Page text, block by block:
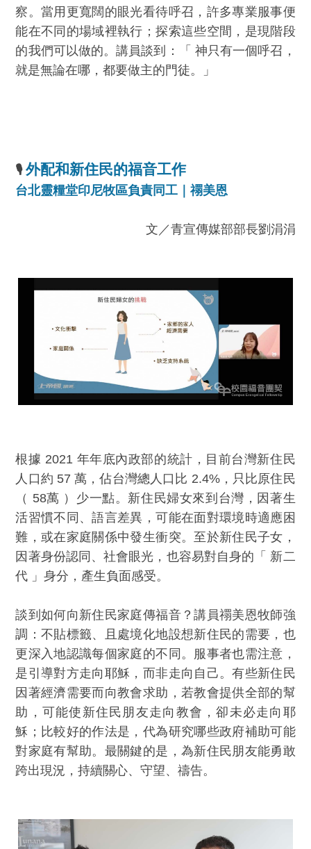
察。當用更寬闊的眼光看待呼召，許多專業服事便
能在不同的場域裡執行；探索這些空間，是現階段
的我們可以做的。講員談到：「 神只有一個呼召，
就是無論在哪，都要做主的門徒。」
🎙外配和新住民的福音工作
台北靈糧堂印尼牧區負責同工｜禤美恩
文／青宣傳媒部部長劉涓涓
根據 2021 年年底內政部的統計，目前台灣新住民
人口約 57 萬，佔台灣總人口比 2.4%，只比原住民
（ 58萬 ）少一點。新住民婦女來到台灣，因著生
活習慣不同、語言差異，可能在面對環境時適應困
難，或在家庭關係中發生衝突。至於新住民子女，
因著身份認同、社會眼光，也容易對自身的「 新二
代 」身分，產生負面感受。
談到如何向新住民家庭傳福音？講員禤美恩牧師強
調：不貼標籤、且處境化地設想新住民的需要，也
更深入地認識每個家庭的不同。服事者也需注意，
是引導對方走向耶穌，而非走向自己。有些新住民
因著經濟需要而向教會求助，若教會提供全部的幫
助，可能使新住民朋友走向教會，卻未必走向耶
穌；比較好的作法是，代為研究哪些政府補助可能
對家庭有幫助。最關鍵的是，為新住民朋友能勇敢
跨出現況，持續關心、守望、禱告。